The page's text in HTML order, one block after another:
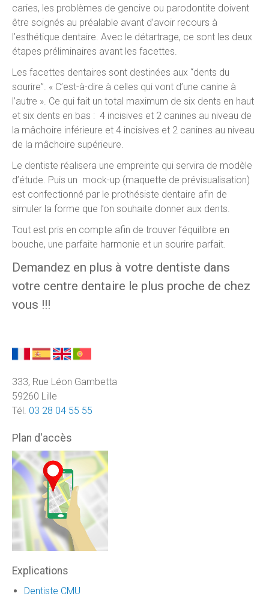
caries, les problèmes de gencive ou parodontite doivent
être soignés au préalable avant d’avoir recours à
l’esthétique dentaire. Avec le détartrage, ce sont les deux
étapes préliminaires avant les facettes.
Les facettes dentaires sont destinées aux “dents du
sourire”. « C’est-à-dire à celles qui vont d’une canine à
l’autre ». Ce qui fait un total maximum de six dents en haut
et six dents en bas : 4 incisives et 2 canines au niveau de
la mâchoire inférieure et 4 incisives et 2 canines au niveau
de la mâchoire supérieure.
Le dentiste réalisera une empreinte qui servira de modèle
d’étude. Puis un mock-up (maquette de prévisualisation)
est confectionné par le prothésiste dentaire afin de
simuler la forme que l’on souhaite donner aux dents.
Tout est pris en compte afin de trouver l’équilibre en
bouche, une parfaite harmonie et un sourire parfait.
Demandez en plus à votre dentiste dans
votre centre dentaire le plus proche de chez
vous !!!
333, Rue Léon Gambetta
59260 Lille
Tél. 03 28 04 55 55
Plan d'accès
Explications
Dentiste CMU